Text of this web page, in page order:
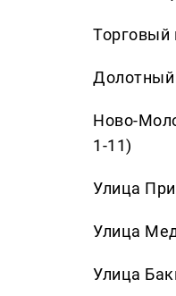
Торговый
Долотный
Ново-
1-11)
Улица
Улица
Улица